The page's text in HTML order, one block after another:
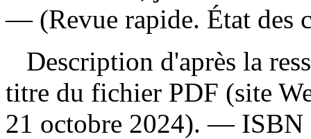
— (Revue rapide. État des
Description d'après la
titre du fichier PDF (site
21 octobre 2024). — ISBN